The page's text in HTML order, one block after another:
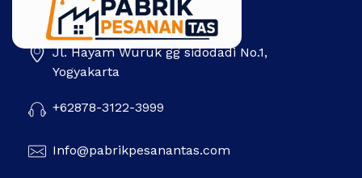
Pabrik Pesanan Tas Jl. Hayam Wuruk gg sidodadi No.1,
Yogyakarta
+62878-3122-3999
Info@pabrikpesanantas.com